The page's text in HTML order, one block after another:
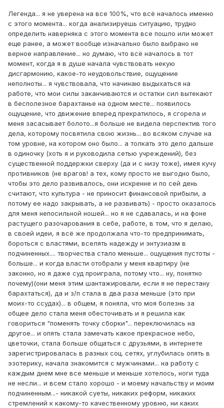
Легенда... я не уверена на все 100%, что всё началось именно
с этого момента... когда анализируешь ситуацию, трудно
определить наверняка с этого момента все пошло или может
еще ранее, а может вообще изначально было выбрано не
верное направление... но думаю, что всё началось в тот
момент, когда я в душе начала чувствовать некую
дисгармонию, какое-то неудовольствие, ощущение
неполноты... я чувствовала, что начинаю выдыхаться на
работе, что мои силы заканчиваются и остатки сил вытекают
в бесполезное барахтанье на одном месте... появилось
ощущение, что движение вперед прекратилось, я сгорела и
меня засасывает болото...я больше не видела перспектив того
дела, которому посвятила свою жизнь... во всяком случае на
том уровне, на котором оно было... а толкать это дело дальше
в одиночку (хоть я и руководила сетью учреждений), без
существенной поддержки сверху (да и с низу тоже), имея кучу
противников (не врагов! а тех, кому просто не выгодно было,
чтобы это дело развивалось, они искренне и по сей день
считают, что культура - не приносит финансовой прибыли, а
потому ее надо закрывать, а не развивать) - просто оказалось
для меня непосильной ношей... но я не сдавалась, и на фоне
растущего разочарования в себе, работе, в том, что я делаю,
в своей идеи, я всё же продолжала что-то предпринимать,
бороться с властями, вселять надежду и энтузиазм в
подчиненных.... творчества стало меньше... ощущения пустоты -
больше... и когда власти отобрали у меня квартиру (не
законно, но я даже суд проиграла, потому что... ну, понятно
почему)(они меня этим шантажировали, если я не перестану
барахтаться), да и з/п стала в два раза меньше (это при
моих-то ссудах)... в общем, я поняла, что моя болезнь за
общее дело стала меня обесточивать и я решила как
говориться "поменять точку сборки"... переключилась на
другое... и опять стала замечать какое прекрасное небо,
цветочки, стала больше общаться с друзьями, в интернете
зарегистрировалась в разных соц. сетях, углубилась опять в
эзотерику, начала знакомится с мужчинами... на работу с
каждым днем мне все меньше и меньше хотелось, ноги туда
не несли... и всем стало хорошо - и моему начальству и моим
подчиненным...- никакой суеты, никаких реформ, никаких
стремлений к какому-то качественному уровню, ни каких